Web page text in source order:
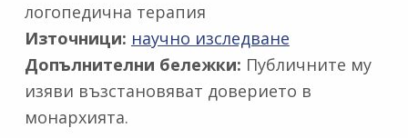
логопедична терапия
Източници: научно изследване
Допълнителни бележки: Публичните му
изяви възстановяват доверието в
монархията.